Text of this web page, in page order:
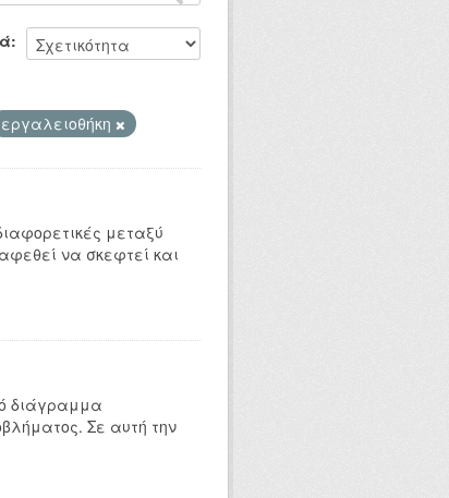
εργαλειοθήκη
μεταξύ
να σκεφτεί και
διάγραμμα
Σε αυτή την